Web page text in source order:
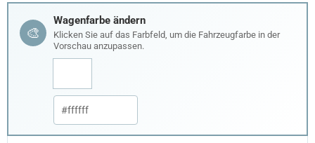
🎨
Wagenfarbe ändern
Klicken Sie auf das Farbfeld, um die Fahrzeugfarbe in der
Vorschau anzupassen.